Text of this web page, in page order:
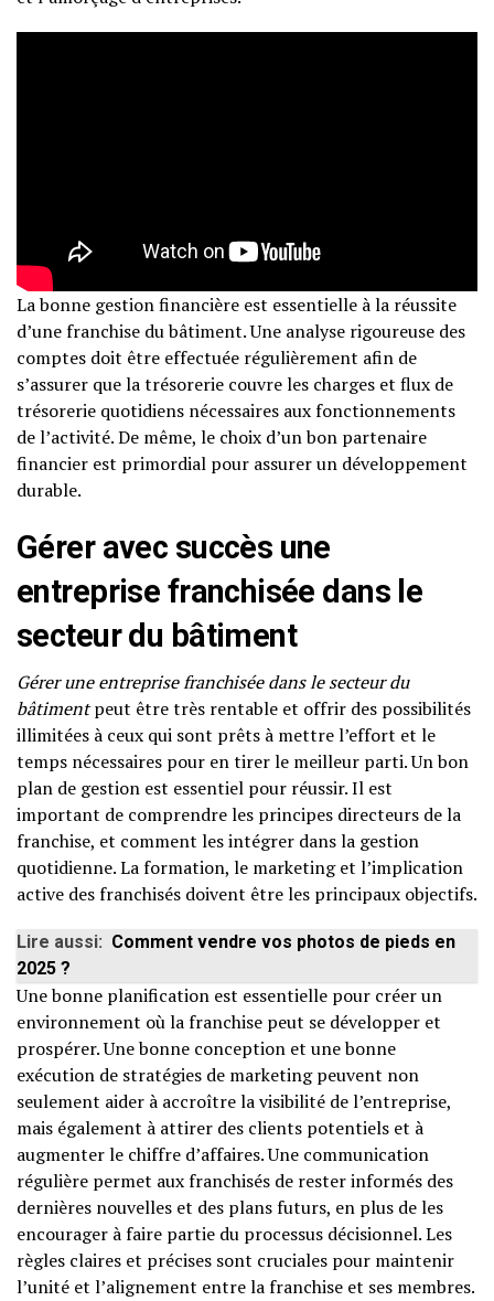
La bonne gestion financière est essentielle à la réussite
d’une franchise du bâtiment. Une analyse rigoureuse des
comptes doit être effectuée régulièrement afin de
s’assurer que la trésorerie couvre les charges et flux de
trésorerie quotidiens nécessaires aux fonctionnements
de l’activité. De même, le choix d’un bon partenaire
financier est primordial pour assurer un développement
durable.
Gérer avec succès une
entreprise franchisée dans le
secteur du bâtiment
Gérer une entreprise franchisée dans le secteur du
bâtimentpeut être très rentable et offrir des possibilités
illimitées à ceux qui sont prêts à mettre l’effort et le
temps nécessaires pour en tirer le meilleur parti. Un bon
plan de gestion est essentiel pour réussir. Il est
important de comprendre les principes directeurs de la
franchise, et comment les intégrer dans la gestion
quotidienne. La formation, le marketing et l’implication
active des franchisés doivent être les principaux objectifs.
Lire aussi: Comment vendre vos photos de pieds en
2025 ?
Une bonne planification est essentielle pour créer un
environnement où la franchise peut se développer et
prospérer. Une bonne conception et une bonne
exécution de stratégies de marketing peuvent non
seulement aider à accroître la visibilité de l’entreprise,
mais également à attirer des clients potentiels et à
augmenter le chiffre d’affaires. Une communication
régulière permet aux franchisés de rester informés des
dernières nouvelles et des plans futurs, en plus de les
encourager à faire partie du processus décisionnel. Les
règles claires et précises sont cruciales pour maintenir
l’unité et l’alignement entre la franchise et ses membres.